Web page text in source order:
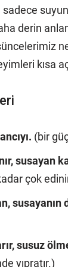
derin
kısa
(bir
susayan
çok
susuz
yıpratır.)